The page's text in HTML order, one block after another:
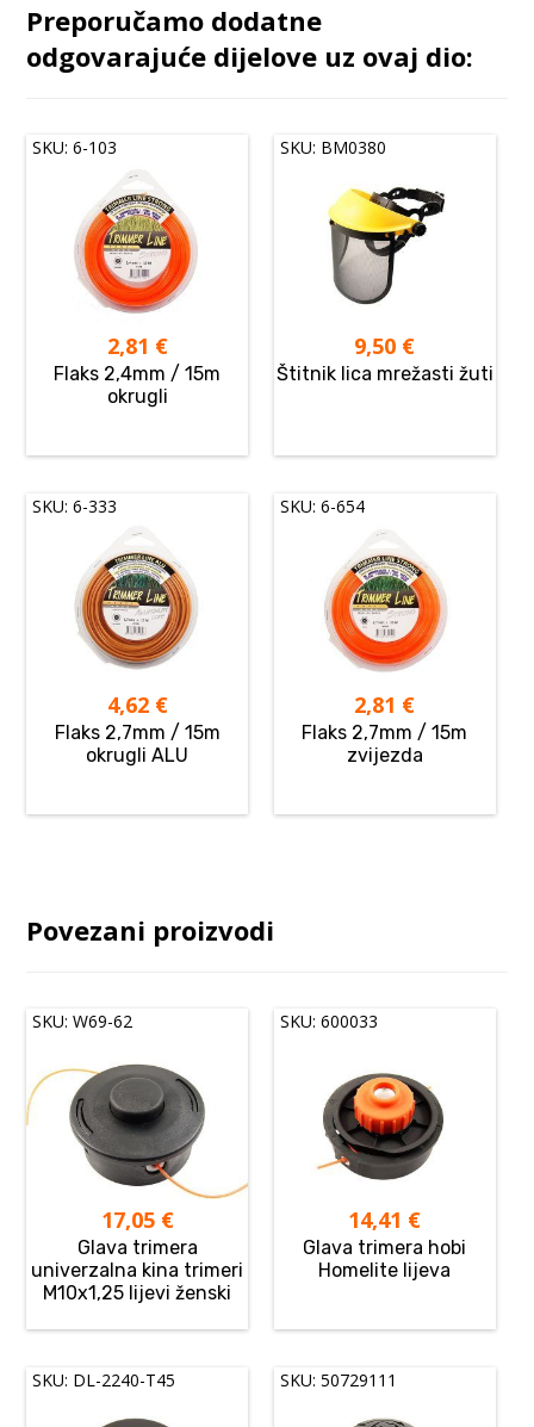
Preporučamo dodatne
odgovarajuće dijelove uz ovaj dio:
SKU: 6-103
2,81 €
Flaks 2,4mm / 15m
okrugli
SKU: BM0380
9,50 €
Štitnik lica mrežasti žuti
SKU: 6-333
4,62 €
Flaks 2,7mm / 15m
okrugli ALU
SKU: 6-654
2,81 €
Flaks 2,7mm / 15m
zvijezda
Povezani proizvodi
SKU: W69-62
17,05 €
Glava trimera
univerzalna kina trimeri
M10x1,25 lijevi ženski
SKU: 600033
14,41 €
Glava trimera hobi
Homelite lijeva
SKU: DL-2240-T45 SKU: 50729111